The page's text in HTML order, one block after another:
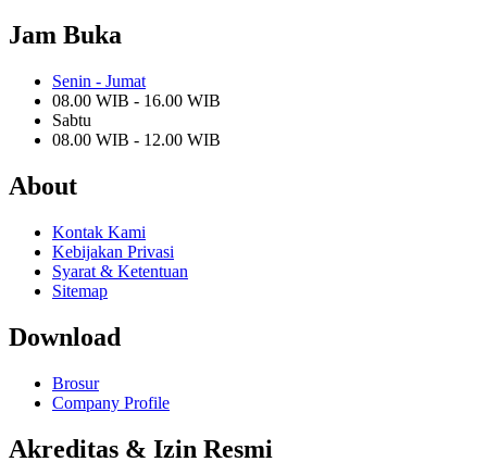
Jam Buka
Senin - Jumat
08.00 WIB - 16.00 WIB
Sabtu
08.00 WIB - 12.00 WIB
About
Kontak Kami
Kebijakan Privasi
Syarat & Ketentuan
Sitemap
Download
Brosur
Company Profile
Akreditas & Izin Resmi